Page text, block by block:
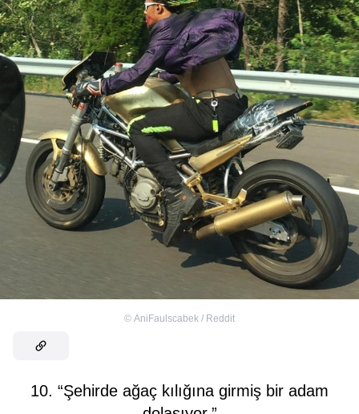
© AniFaulscabek / Reddit
10. “Şehirde ağaç kılığına girmiş bir adam